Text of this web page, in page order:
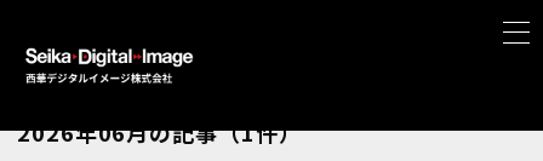
2026年06月の記事（1件）